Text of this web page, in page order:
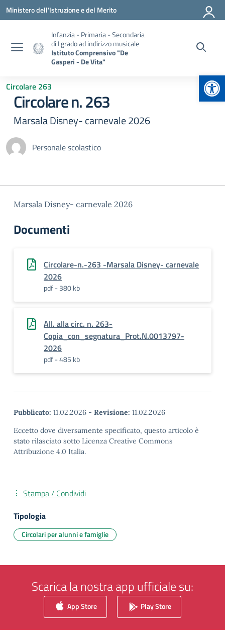
Vai ai contenuti
Vai al menu di navigazione
Vai al footer
Ministero dell'Istruzione e del Merito
Infanzia - Primaria - Secondaria
di I grado ad indirizzo musicale
Istituto Comprensivo "De
Gasperi - De Vita"
Circolare 263
Circolare n. 263
Marsala Disney- carnevale 2026
Personale scolastico
Marsala Disney- carnevale 2026
Documenti
Circolare-n.-263 -Marsala Disney- carnevale
2026
pdf - 380 kb
All. alla circ. n. 263-
Copia_con_segnatura_Prot.N.0013797-
2026
pdf - 485 kb
Pubblicato: 11.02.2026 - Revisione: 11.02.2026
Eccetto dove diversamente specificato, questo articolo è
stato rilasciato sotto Licenza Creative Commons
Attribuzione 4.0 Italia.
Stampa / Condividi
Tipologia
Circolari per alunni e famiglie
Scarica la nostra app ufficiale su:
App Store Play Store